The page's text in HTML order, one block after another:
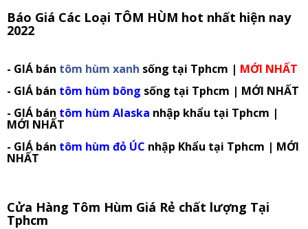
Báo Giá Các Loại TÔM HÙM hot nhất hiện nay
2022
- GIÁ bán tôm hùm xanh sống tại Tphcm | MỚI NHẤT
- GIÁ bán tôm hùm bông sống tại Tphcm | MỚI NHẤT
- GIÁ bán tôm hùm Alaska nhập khẩu tại Tphcm |
MỚI NHẤT
- GIÁ bán tôm hùm đỏ ÚC nhập Khẩu tại Tphcm | MỚI
NHẤT
Cửa Hàng Tôm Hùm Giá Rẻ chất lượng Tại
Tphcm